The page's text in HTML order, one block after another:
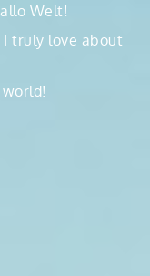
Welt!
I truly love about